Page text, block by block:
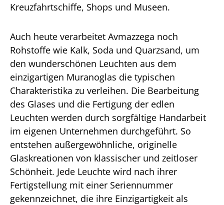
Kreuzfahrtschiffe, Shops und Museen.
Auch heute verarbeitet Avmazzega noch
Rohstoffe wie Kalk, Soda und Quarzsand, um
den wunderschönen Leuchten aus dem
einzigartigen Muranoglas die typischen
Charakteristika zu verleihen. Die Bearbeitung
des Glases und die Fertigung der edlen
Leuchten werden durch sorgfältige Handarbeit
im eigenen Unternehmen durchgeführt. So
entstehen außergewöhnliche, originelle
Glaskreationen von klassischer und zeitloser
Schönheit. Jede Leuchte wird nach ihrer
Fertigstellung mit einer Seriennummer
gekennzeichnet, die ihre Einzigartigkeit als